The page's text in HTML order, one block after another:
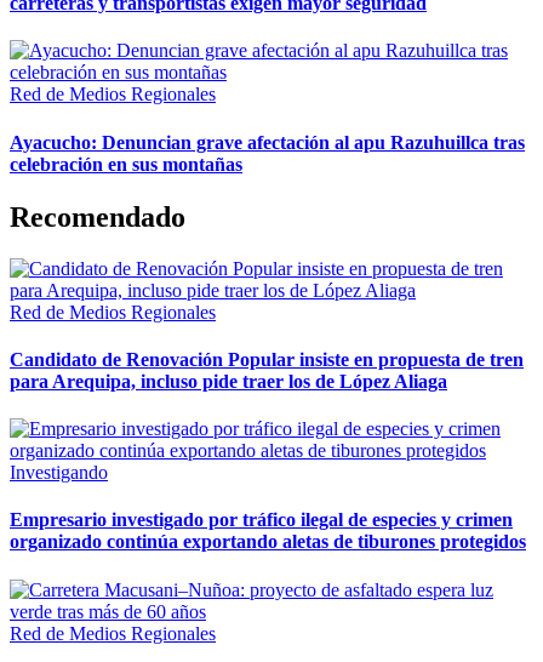
Red de Medios Regionales
Ayacucho: Denuncian grave afectación al apu Razuhuillca tras
celebración en sus montañas
Recomendado
Red de Medios Regionales
Candidato de Renovación Popular insiste en propuesta de tren
para Arequipa, incluso pide traer los de López Aliaga
Investigando
Empresario investigado por tráfico ilegal de especies y crimen
organizado continúa exportando aletas de tiburones protegidos
Red de Medios Regionales